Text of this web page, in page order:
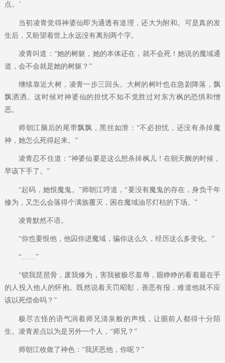
点。’
当初凌青觉得神婆仙即为通透有道理，还大为附和。可是真的发
生后，又盼望着世上永远没有离别两个字。
凌青叫道：“她的树躯，她的本体还在，就不会死！她说的魔域通
道，会不会就是她的树躯？”
继续靠近大树，凌青一步三回头。大树的树叶也在急剧降落，飘
飘洒洒。这时候对神婆仙的担忧不知不觉胜过对东方枫的恐惧和憎
恶。
师朝江脑后的尾带飘飘，黑丝如泄：“不必担忧，还没有杀掉魔
神，她怎么死得起来。”
凌青忍不住道：“神婆仙要是这么想杀掉枫儿！在朝天阙的时候，
早该下手了。”
“起码，她恨魔鬼。”师朝江哼道，“要没有魔鬼的存在，身负千年
修为，又怎么会落得个满族覆灭，困在魔域油尽灯枯的下场。”
凌青默然不语。
“你也要恨他，他囚你进魔域，骗你这么久，经历这么多变化。”
“……”
“锁我琵琶骨，废我修为，害我被极尽羞辱，眼睁睁的看着最在乎
的人投入他人的怀抱。既然说着天罚昭彰，善恶有报，难道他就不应
该以死偿命吗？”
极尽古怪的语气润着师兄清泉般的声线，让眼前人都得十分陌
生。凌青差点以为是另外一个人，“师兄？”
师朝江收敛了神色：“我厌恶他，你呢？”